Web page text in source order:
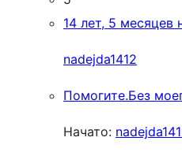
14 лет, 5 месяцев
nadejda1412
Помогите.Без
Начато: